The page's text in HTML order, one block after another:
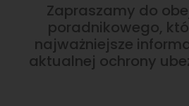
Zapraszamy do
poradnikowego,
najważniejsze
aktualnej ochrony